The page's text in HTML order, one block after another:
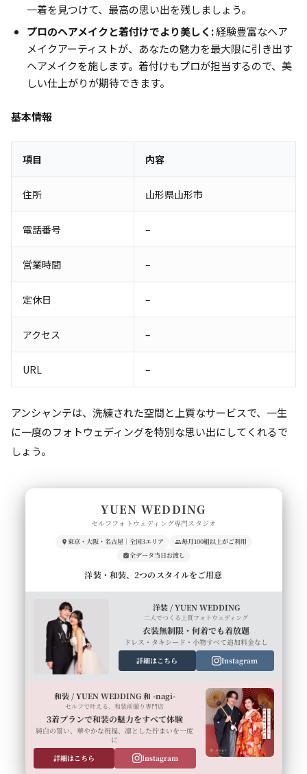
一着を見つけて、最高の思い出を残しましょう。
プロのヘアメイクと着付けでより美しく:経験豊富なヘア
メイクアーティストが、あなたの魅力を最大限に引き出す
ヘアメイクを施します。着付けもプロが担当するので、美
しい仕上がりが期待できます。
基本情報
項目 内容
住所 山形県山形市
電話番号 –
営業時間 –
定休日 –
アクセス –
URL –
アンシャンテは、洗練された空間と上質なサービスで、一生
に一度のフォトウェディングを特別な思い出にしてくれるで
しょう。
YUEN WEDDING
セルフフォトウェディング専門スタジオ
東京・大阪・名古屋｜全国3エリア
毎月100組以上がご利用
全データ当日お渡し
洋装・和装、2つのスタイルをご用意
洋装 / YUEN WEDDING
二人でつくる上質フォトウェディング
衣装無制限・何着でも着放題
ドレス・タキシード・小物すべて追加料金なし
詳細はこちら
Instagram
和装 / YUEN WEDDING 和 -nagi-
セルフで叶える、和装前撮り専門店
3着プランで和装の魅力をすべて体験
純白の誓い、華やかな祝福、凛とした佇まいを一度
に
詳細はこちら
Instagram